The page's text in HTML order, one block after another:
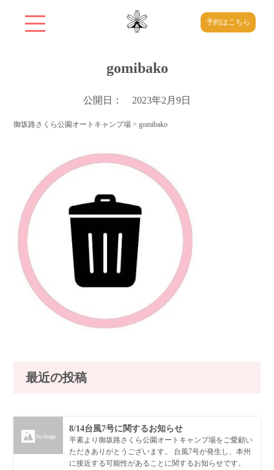
予約はこちら
gomibako
公開日： 2023年2月9日
御坂路さくら公園オートキャンプ場 >gomibako
最近の投稿
8/14台風7号に関するお知らせ
平素より御坂路さくら公園オートキャンプ場をご愛顧い
ただきありがとうございます。 台風7号が発生し、本州
に接近する可能性があることに関するお知らせです。